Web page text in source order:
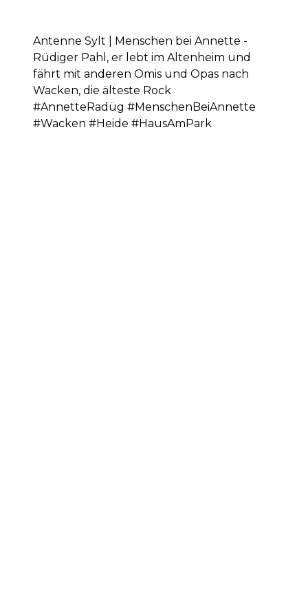
Antenne Sylt | Menschen bei Annette -
Rüdiger Pahl, er lebt im Altenheim und
fährt mit anderen Omis und Opas nach
Wacken, die älteste Rock
#AnnetteRadüg #MenschenBeiAnnette
#Wacken #Heide #HausAmPark